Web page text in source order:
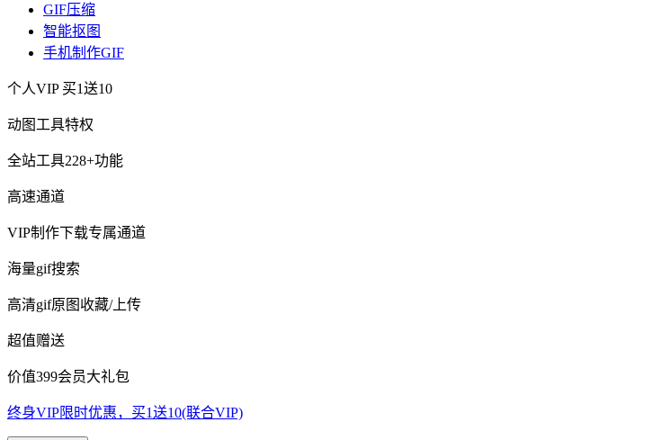
GIF压缩
智能抠图
手机制作GIF
个人VIP 买1送10
动图工具特权
全站工具228+功能
高速通道
VIP制作下载专属通道
海量gif搜索
高清gif原图收藏/上传
超值赠送
价值399会员大礼包
终身VIP限时优惠，买1送10(联合VIP)